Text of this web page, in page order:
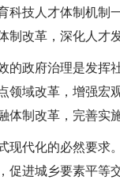
科技人才体制机制
改革，深化人才
的政府治理是发挥
领域改革，增强
制改革，完善实
现代化的必然要求
促进城乡要素平等